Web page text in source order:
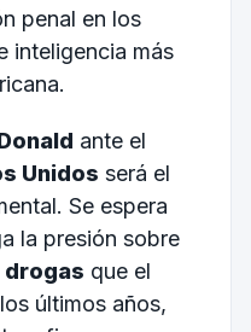
penal en los
inteligencia más
ante el
Unidos será el
Se espera
la presión sobre
que el
últimos años,